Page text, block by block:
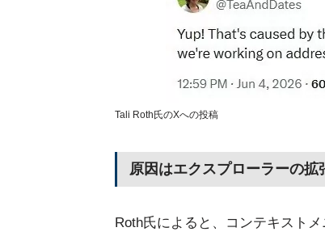
Tali Roth氏のXへの投稿
原因はエクスプローラーの拡
Roth氏によると、コンテキスト